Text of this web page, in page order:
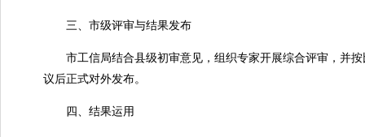
三、市级评审与结果发布
市工信局结合县级初审意见，组织专家开展综合评审，并按
议后正式对外发布。
四、结果运用